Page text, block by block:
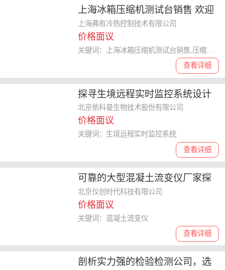
上海冰箱压缩机测试台销售 欢迎
来电 上海弗有冷热控制技术供应
上海弗有冷热控制技术有限公司
价格面议
查看详细
探寻生境远程实时监控系统设计
制造厂，专业靠谱的选哪家
北京依科曼生物技术股份有限公司
价格面议
查看详细
关键词：生境远程实时监控系统
可靠的大型混凝土流变仪厂家探
讨，生产过程用仪器如何选择
北京仪创时代科技有限公司
价格面议
查看详细
关键词：混凝土流变仪
剖析实力强的检验检测公司，选